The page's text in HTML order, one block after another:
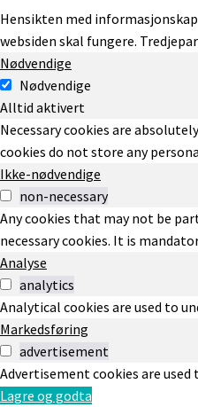
Hensikten med
websiden skal fungere.
Nødvendige
Nødvendige
Alltid aktivert
Necessary cookies are
cookies do not store any
Ikke-nødvendige
non-necessary
Any cookies that may not be
necessary cookies. It is
Analyse
analytics
Analytical cookies are used to
Markedsføring
advertisement
Advertisement cookies are
Lagre og godta